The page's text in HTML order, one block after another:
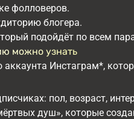
фолловеров.
блогера.
подойдёт по всем
можно узнать
аккаунта Инстаграм*,
пол, возраст,
душ», которые